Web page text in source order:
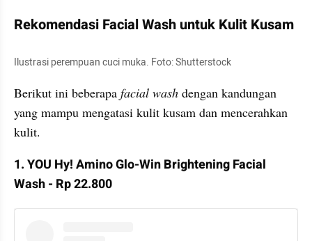
Rekomendasi Facial Wash untuk Kulit Kusam
Ilustrasi perempuan cuci muka. Foto: Shutterstock
Berikut ini beberapa facial wash dengan kandungan
yang mampu mengatasi kulit kusam dan mencerahkan
kulit.
1. YOU Hy! Amino Glo-Win Brightening Facial
Wash - Rp 22.800